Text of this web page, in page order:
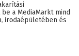
a MediaMarkt mind
irodaépületében és